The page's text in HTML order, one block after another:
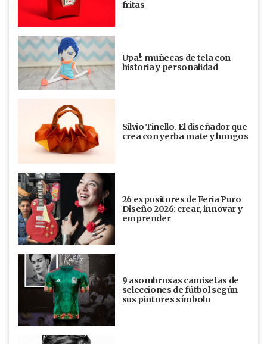
fritas
Upa!: muñecas de tela con
historia y personalidad
Silvio Tinello. El diseñador que
crea con yerba mate y hongos
26 expositores de Feria Puro
Diseño 2026: crear, innovar y
emprender
9 asombrosas camisetas de
selecciones de fútbol según
sus pintores símbolo